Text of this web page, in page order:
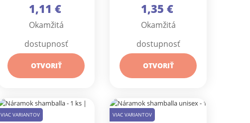
rokajlom - 1 ks
1,11 €
Okamžitá
dostupnosť
OTVORIŤ
brúsené korálky s
AB efektom - 1 ks
1,35 €
Okamžitá
dostupnosť
OTVORIŤ
VIAC VARIANTOV VIAC VARIANTOV